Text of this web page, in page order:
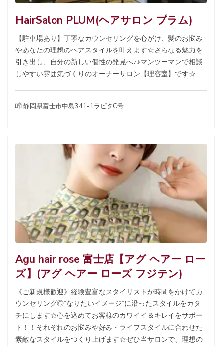
HairSalon PLUM(ヘアサロン プラム)
【駐車場あり】丁寧なカウンセリングを心がけ、髪のお悩み
やあなたの理想のヘアスタイルを叶えます☆さらなる魅力を
引き出し、自分の新しい個性の発見へ♪♪マンツーマンで相談
しやすい雰囲気づくりのオーナーサロン【理容室】です☆
静岡県富士市中島341-1ラピタC号
Agu hair rose 富士店【アグ ヘアー ロー
ズ】(アグ ヘアー ローズ フジテン)
《ご新規様歓迎》経験豊富なスタイリストが時間をかけてカ
ウンセリング◎”なりたいイメージ”に沿ったスタイルをカタ
チにします☆心を込めてお客様のカワイイ＆キレイをサポー
ト！！それぞれのお悩みや好み・ライフスタイルに合わせた
素敵なスタイルをつくり上げます☆ぜひ当サロンで、理想の